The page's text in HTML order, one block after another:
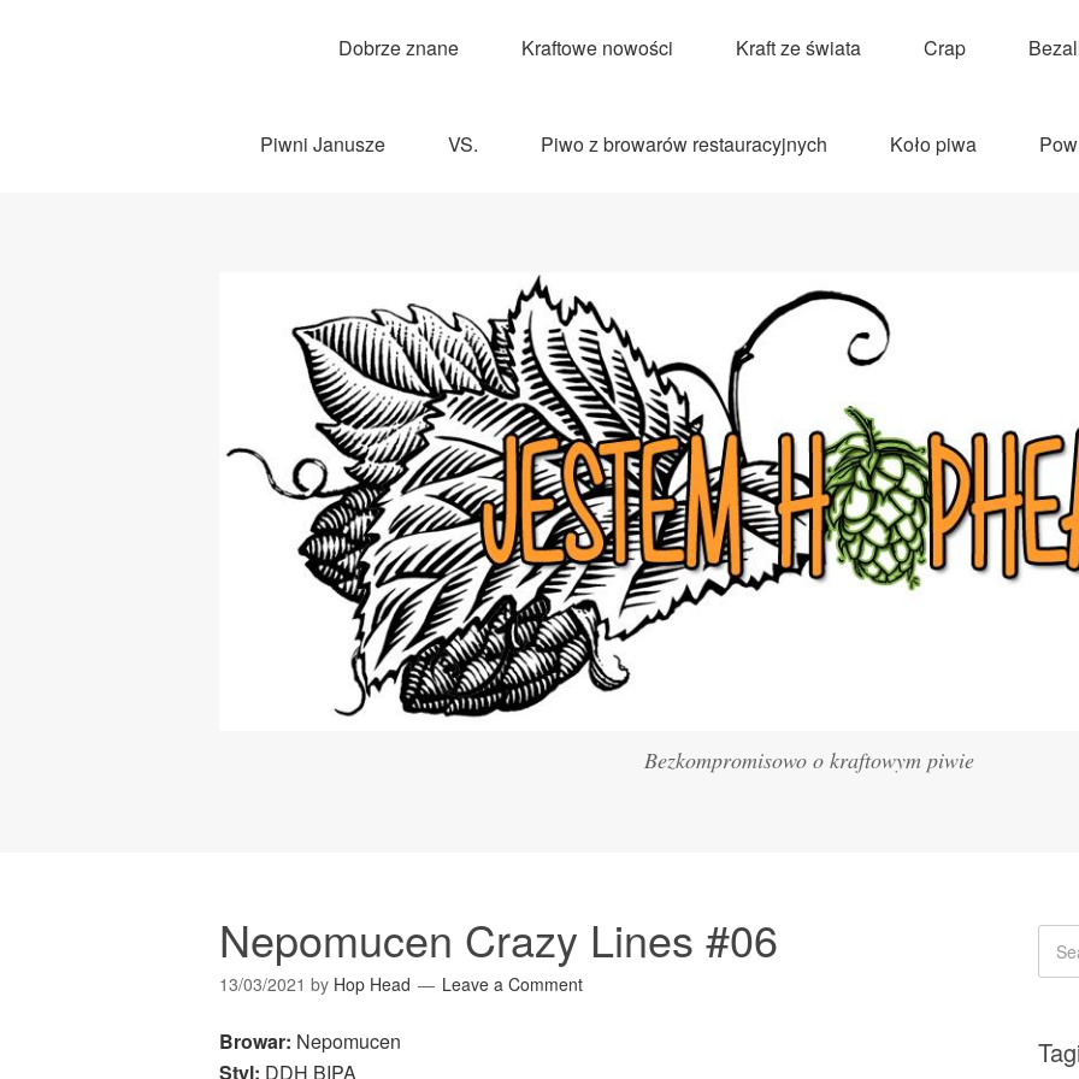
Dobrze znane Kraftowe nowości Kraft ze świata Crap
Piwni Janusze VS. Piwo z browarów restauracyjnych Koło piwa
Bezkompromisowo o kraftowym piwie
Nepomucen Crazy Lines #06
13/03/2021 by Hop Head Leave a Comment
Browar: Nepomucen
Styl: DDH BIPA